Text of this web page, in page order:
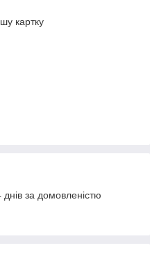
картку
за домовленістю